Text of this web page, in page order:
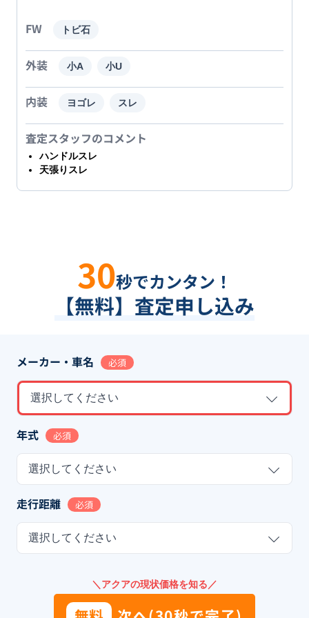
FW トビ石
外装 小A 小U
内装 ヨゴレ スレ
査定スタッフのコメント
ハンドルスレ
天張りスレ
30秒でカンタン！
【無料】査定申し込み
メーカー・車名 必須
選択してください
年式 必須
選択してください
走行距離 必須
選択してください
＼アクアの現状価格を知る／